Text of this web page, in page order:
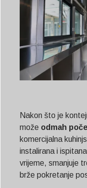
Nakon što je
može odmah
komercijalna
instalirana i
vrijeme, smanjuje
brže pokretanje